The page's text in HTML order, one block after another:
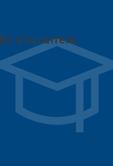
a tu carrera.